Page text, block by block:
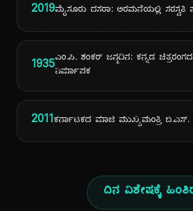
2019ಮೈಸೂರು ದಸರಾ: ಅರಮನೆಯಲ್ಲಿ ಸರಸ್ವತಿ
1935ಎಂ.ಪಿ. ಶಂಕರ್ ಜನ್ಮದಿನ: ಕನ್ನಡ
ನಿರ್ಮಾಪಕ
2011ಕರ್ನಾಟಕದ ಮಾಜಿ ಮುಖ್ಯಮಂತ್ರಿ
ದಿನ ವಿಶೇಷಕ್ಕೆ